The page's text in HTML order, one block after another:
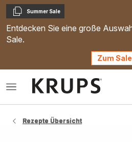
Kopieren
Summer Sale
Entdecken Sie eine große
Sale.
Zum Sale
Das
Rezepte Übersicht